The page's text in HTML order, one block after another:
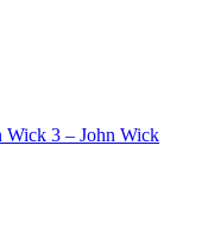
Wick 3 – John Wick